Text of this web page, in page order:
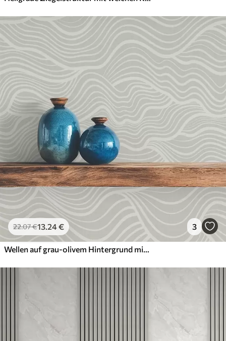
22.07€13.24€ 3
Wellen auf grau-olivem Hintergrund mit Stoffstruktur